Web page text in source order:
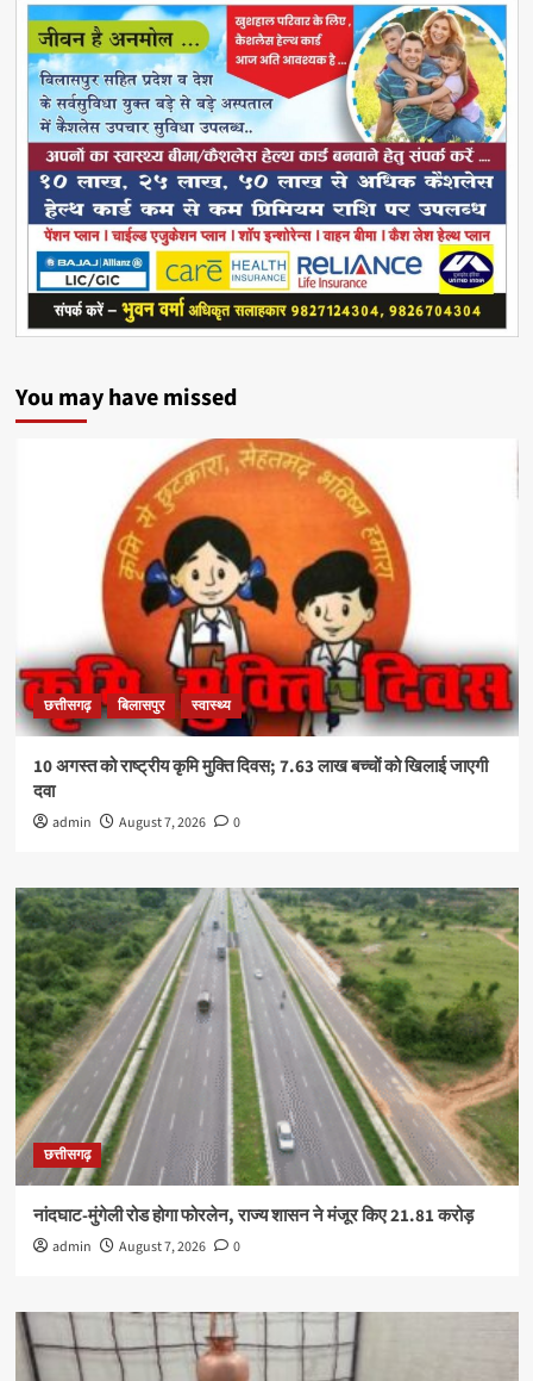
You may have missed
छत्तीसगढ़ बिलासपुर स्वास्थ्य
10 अगस्त को राष्ट्रीय कृमि मुक्ति दिवस; 7.63 लाख बच्चों को खिलाई जाएगी
दवा
admin August 7, 2026 0
छत्तीसगढ़
नांदघाट-मुंगेली रोड होगा फोरलेन, राज्य शासन ने मंजूर किए 21.81 करोड़
admin August 7, 2026 0